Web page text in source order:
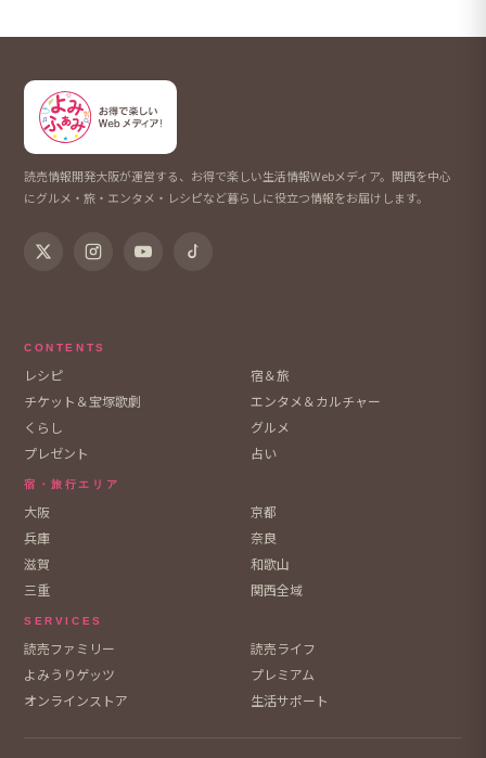
読売情報開発大阪が運営する、お得で楽しい生活情報Webメディア。関西を中心
にグルメ・旅・エンタメ・レシピなど暮らしに役立つ情報をお届けします。
CONTENTS
レシピ
宿＆旅
チケット＆宝塚歌劇
エンタメ＆カルチャー
くらし
グルメ
プレゼント
占い
宿・旅行エリア
大阪
京都
兵庫
奈良
滋賀
和歌山
三重
関西全域
SERVICES
読売ファミリー
読売ライフ
よみうりゲッツ
プレミアム
オンラインストア
生活サポート